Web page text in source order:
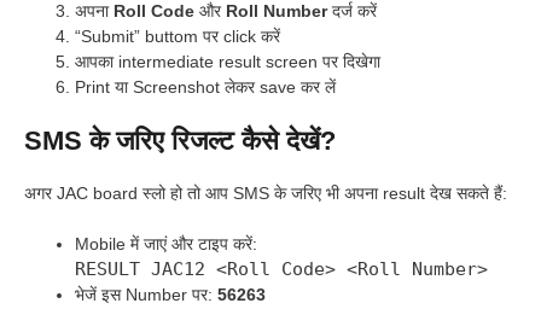
अपना Roll Code और Roll Numberदर्ज करें
“Submit” buttom पर click करें
आपका intermediate result screen पर दिखेगा
Print या Screenshot लेकर save कर लें
SMS के जरिए रिजल्ट कैसे देखें?
अगर JAC board स्लो हो तो आप SMS के जरिए भी अपना result देख सकते हैं:
Mobile में जाएं और टाइप करें:
RESULT JAC12 <Roll Code> <Roll Number>
भेजें इस Number पर: 56263